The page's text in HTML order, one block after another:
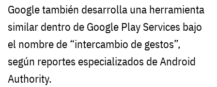
Google también desarrolla una herramienta
similar dentro de Google Play Services bajo
el nombre de “intercambio de gestos”,
según reportes especializados de Android
Authority.